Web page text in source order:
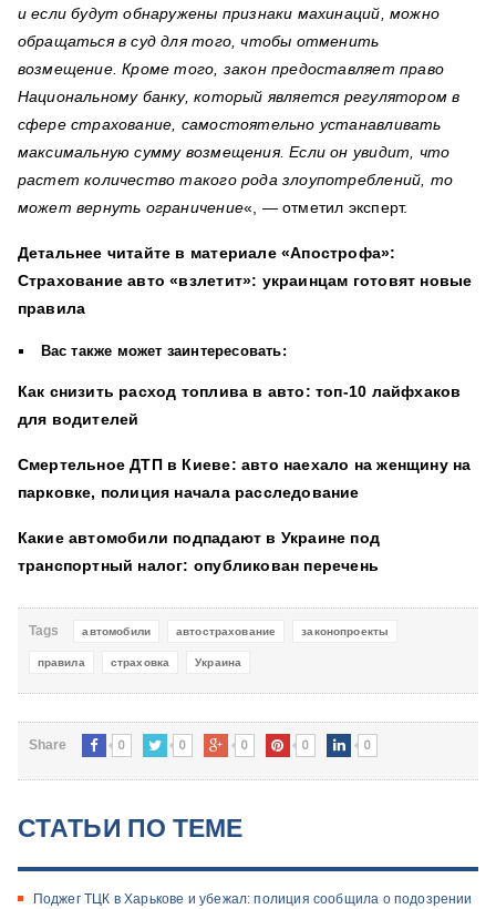
и если будут обнаружены признаки махинаций, можно
обращаться в суд для того, чтобы отменить
возмещение. Кроме того, закон предоставляет право
Национальному банку, который является регулятором в
сфере страхование, самостоятельно устанавливать
максимальную сумму возмещения. Если он увидит, что
растет количество такого рода злоупотреблений, то
может вернуть ограничение«, — отметил эксперт.
Детальнее читайте в материале«Апострофа»:
Страхование авто «взлетит»: украинцам готовят новые
правила
Вас также может заинтересовать:
Как снизить расход топлива в авто: топ-10 лайфхаков
для водителей
Смертельное ДТП в Киеве: авто наехало на женщину на
парковке, полиция начала расследование
Какие автомобили подпадают в Украине под
транспортный налог: опубликован перечень
Tags автомобили автострахование законопроекты
правила страховка Украина
Share 0 0 0 0 0
СТАТЬИ ПО ТЕМЕ
Поджег ТЦК в Харькове и убежал: полиция сообщила о подозрении